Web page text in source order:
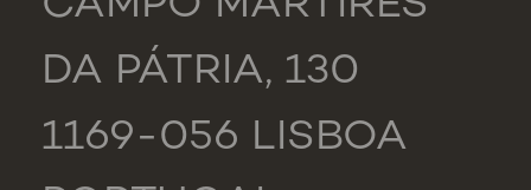
DA PÁTRIA, 130
1169-056 LISBOA